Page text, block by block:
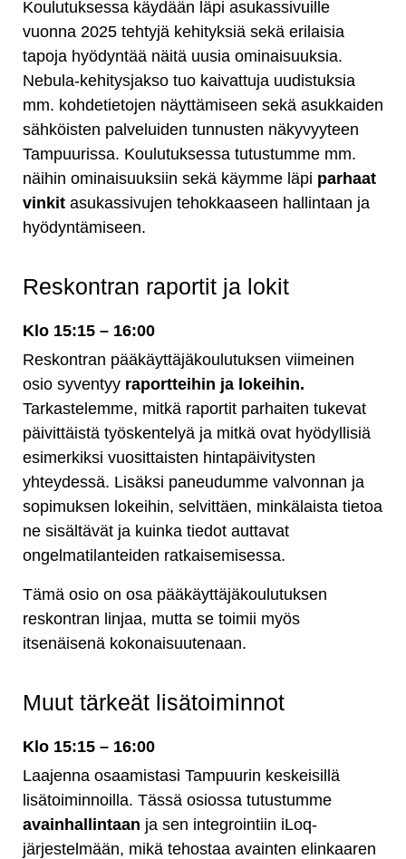
Koulutuksessa käydään läpi asukassivuille
vuonna 2025 tehtyjä kehityksiä sekä erilaisia
tapoja hyödyntää näitä uusia ominaisuuksia.
Nebula-kehitysjakso tuo kaivattuja uudistuksia
mm. kohdetietojen näyttämiseen sekä asukkaiden
sähköisten palveluiden tunnusten näkyvyyteen
Tampuurissa. Koulutuksessa tutustumme mm.
näihin ominaisuuksiin sekä käymme läpi parhaat
vinkit asukassivujen tehokkaaseen hallintaan ja
hyödyntämiseen.
Reskontran raportit ja lokit
Klo 15:15 – 16:00
Reskontran pääkäyttäjäkoulutuksen viimeinen
osio syventyy raportteihin ja lokeihin.
Tarkastelemme, mitkä raportit parhaiten tukevat
päivittäistä työskentelyä ja mitkä ovat hyödyllisiä
esimerkiksi vuosittaisten hintapäivitysten
yhteydessä. Lisäksi paneudumme valvonnan ja
sopimuksen lokeihin, selvittäen, minkälaista tietoa
ne sisältävät ja kuinka tiedot auttavat
ongelmatilanteiden ratkaisemisessa.
Tämä osio on osa pääkäyttäjäkoulutuksen
reskontran linjaa, mutta se toimii myös
itsenäisenä kokonaisuutenaan.
Muut tärkeät lisätoiminnot
Klo 15:15 – 16:00
Laajenna osaamistasi Tampuurin keskeisillä
lisätoiminnoilla. Tässä osiossa tutustumme
avainhallintaan ja sen integrointiin iLoq-
järjestelmään, mikä tehostaa avainten elinkaaren